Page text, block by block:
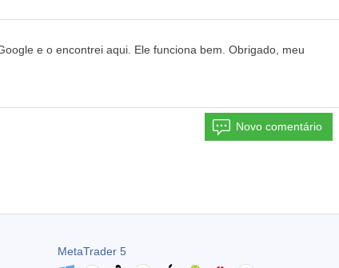
e o encontrei aqui. Ele funciona bem. Obrigado, meu
Novo comentário
MetaTrader 5